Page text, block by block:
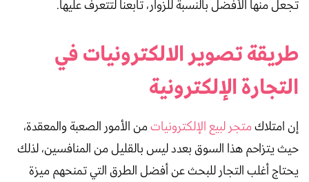
تجعل منها الأفضل بالنسبة للزوار، تابعنا لتتعرف عليها.
طريقة تصوير الالكترونيات في
التجارة الإلكترونية
إن امتلاكمتجر لبيع الإلكترونياتمن الأمور الصعبة والمعقدة،
حيث يتزاحم هذا السوق بعدد ليس بالقليل من المنافسين، لذلك
يحتاج أغلب التجار للبحث عن أفضل الطرق التي تمنحهم ميزة